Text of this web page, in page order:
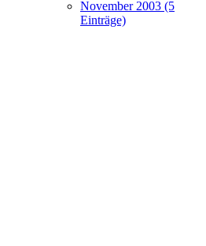
November 2003 (5
Einträge)